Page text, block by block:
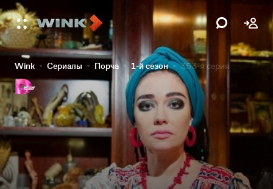
Wink Сериалы Порча 1-й сезон 353-я серия